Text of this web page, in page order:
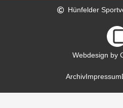
Hünfelder
Webdesign by
ArchivImpressum